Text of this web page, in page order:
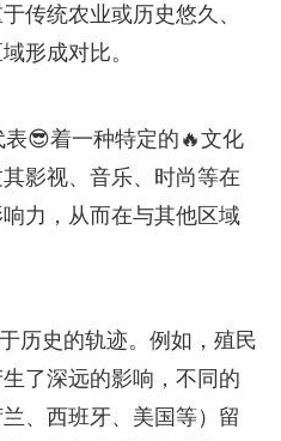
传统农业或历史悠久、
形成对比。
表😎着一种特定的🔥文化
影视、音乐、时尚等在
力，从而在与其他区域
历史的轨迹。例如，殖民
了深远的影响，不同的
、西班牙、美国等）留